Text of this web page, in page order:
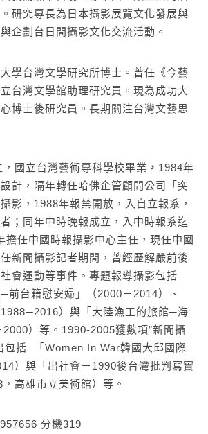
研究專長為日本攝影展覽文化發展與
企劃台日間攝影文化交流活動。
學台灣文學研究所博士。曾任《今藝
台灣文學館助理研究員。現為成功大
博士後研究員。長期關注台灣文藝思
，國立台灣藝術專科學校畢業 ， 1984年
計，隔年轉任哈佛企管顧問公司「突
影 ， 1988年報禁開放，入自立報系，
；同年中時晚報成立，入中時報系迄
擔任中國時報攝影中心主任 ， 現任中國
新聞攝影記者期間，曾經歷解嚴前後
會運動等事件。專題報導攝影包括:
─前台籍慰安婦」（2000－ 2014）、
1988─2016）與「大陸漁工的旅館─海
2000）等 。 1990-2005獲數項”新聞攝
包括: 「 Women In War韓國大邱國際
）與「出社會－ 1990後台灣批判寫實
，高雄市立美術館）等 。
分機319